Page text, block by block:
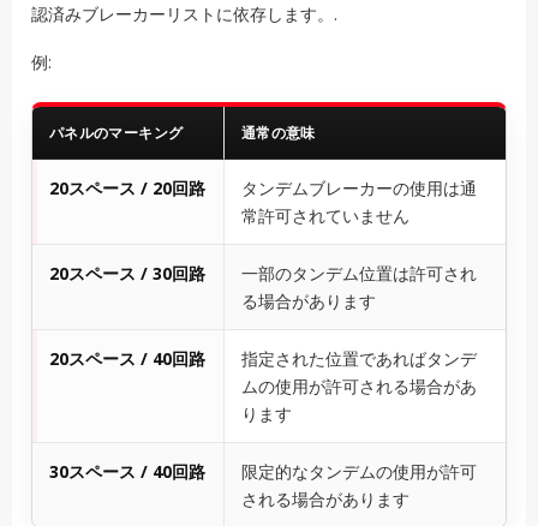
認済みブレーカーリストに依存します。.
例:
パネルのマーキング 通常の意味
20スペース / 20回路
タンデムブレーカーの使用は通
常許可されていません
20スペース / 30回路
一部のタンデム位置は許可され
る場合があります
20スペース / 40回路
指定された位置であればタンデ
ムの使用が許可される場合があ
ります
30スペース / 40回路
限定的なタンデムの使用が許可
される場合があります